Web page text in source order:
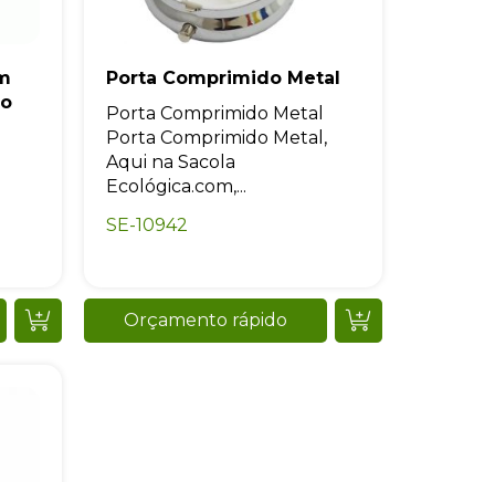
Porta Comprimido Metal
Porta Comprimido Metal
Porta Comprimido Metal,
Aqui na Sacola
Ecológica.com,...
SE-10942
Orçamento rápido